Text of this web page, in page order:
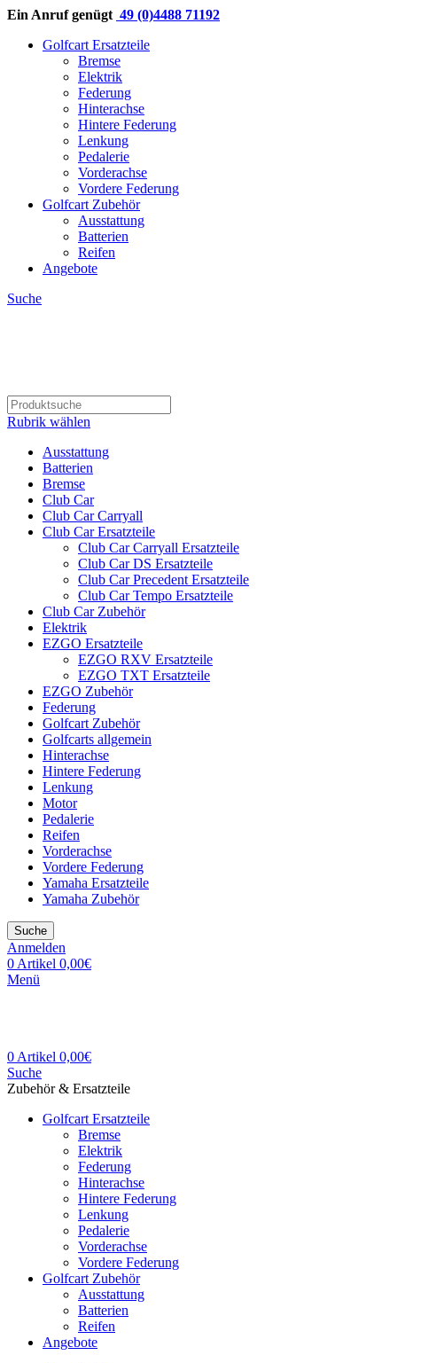
Ein Anruf genügt 49 (0)4488 71192
Golfcart Ersatzteile
Bremse
Elektrik
Federung
Hinterachse
Hintere Federung
Lenkung
Pedalerie
Vorderachse
Vordere Federung
Golfcart Zubehör
Ausstattung
Batterien
Reifen
Angebote
Suche
Rubrik wählen
Ausstattung
Batterien
Bremse
Club Car
Club Car Carryall
Club Car Ersatzteile
Club Car Carryall Ersatzteile
Club Car DS Ersatzteile
Club Car Precedent Ersatzteile
Club Car Tempo Ersatzteile
Club Car Zubehör
Elektrik
EZGO Ersatzteile
EZGO RXV Ersatzteile
EZGO TXT Ersatzteile
EZGO Zubehör
Federung
Golfcart Zubehör
Golfcarts allgemein
Hinterachse
Hintere Federung
Lenkung
Motor
Pedalerie
Reifen
Vorderachse
Vordere Federung
Yamaha Ersatzteile
Yamaha Zubehör
Suche
Anmelden
0 Artikel 0,00€
Menü
0 Artikel 0,00€
Suche
Zubehör & Ersatzteile
Golfcart Ersatzteile
Bremse
Elektrik
Federung
Hinterachse
Hintere Federung
Lenkung
Pedalerie
Vorderachse
Vordere Federung
Golfcart Zubehör
Ausstattung
Batterien
Reifen
Angebote